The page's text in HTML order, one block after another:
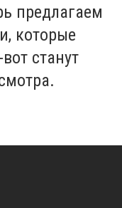
предлагаем
которые
станут